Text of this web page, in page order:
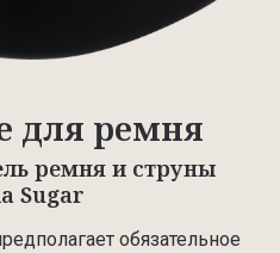
для ремня
ремня и струны
Sugar
обязательное